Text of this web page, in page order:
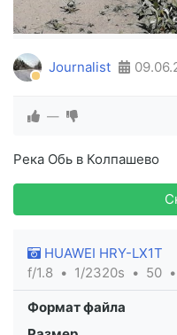
Journalist
—
Река Обь в Колпашево
HUAWEI HRY-LX1T
f/1.8
1/2320s 50
Формат файла